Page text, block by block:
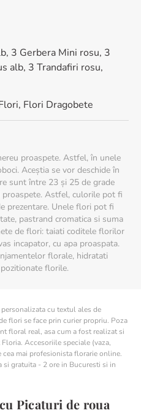
3 Gerbera Mini rosu, 3
alb, 3 Trandafiri rosu,
, Flori Dragobete
proaspete. Astfel, în unele
Aceștia se vor deschide în
sunt între 23 și 25 de grade
Astfel, culorile pot fi
prezentare. Unele flori pot fi
pastrand cromatica si suma
de flori: taiati coditele florilor
incapator, cu apa proaspata.
florale, hidratati
florile.
cu textul ales de
flori se face prin curier propriu. Poza
floral real, asa cum a fost realizat si
Accesoriile speciale (vaza,
mai profesionista florarie online.
gratuita - 2 ore in Bucuresti si in
Picaturi de roua